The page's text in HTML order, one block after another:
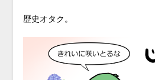
歴史オタク。